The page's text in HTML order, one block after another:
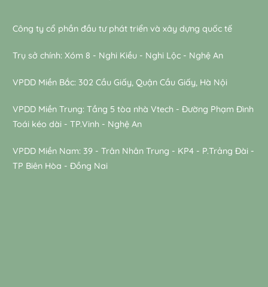
Công ty cổ phần đầu tư phát triển và xây dựng quốc tế
Trụ sở chính: Xóm 8 - Nghi Kiều - Nghi Lộc - Nghệ An
VPDD Miền Bắc: 302 Cầu Giấy, Quận Cầu Giấy, Hà Nội
VPDD Miền Trung: Tầng 5 tòa nhà Vtech - Đường Phạm Đình
Toái kéo dài - TP.Vinh - Nghệ An
VPDD Miền Nam: 39 - Trân Nhân Trung - KP4 - P.Trảng Đài -
TP Biên Hòa - Đồng Nai